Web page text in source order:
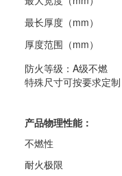
最长厚度（mm）
厚度范围（mm）
防火等级： A级不燃
特殊尺寸可按要求定制
产品物理性能：
不燃性
耐火极限